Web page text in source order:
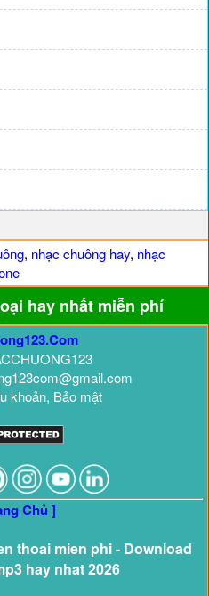
, nhạc chuông hay, nhạc
hay nhất miễn phí
khoản, Bảo mật
Chủ ]
thoai mien phi - Download
hay nhat 2026